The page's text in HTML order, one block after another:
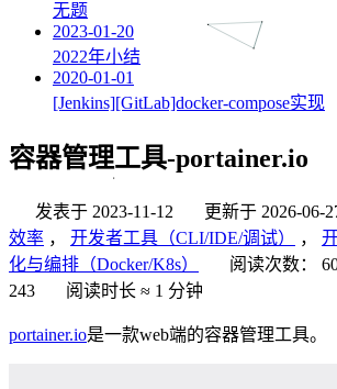
无题
2023-01-20
2022年小结
2020-01-01
[Jenkins][GitLab]docker-compose实现
容器管理工具-portainer.io
发表于 2023-11-12 更新于 2026-06-
效率 ， 开发者工具（CLI/IDE/调试） ，
化与编排（Docker/K8s）
阅读次数：
243
阅读时长 ≈ 1 分钟
portainer.io是一款web端的容器管理工具。